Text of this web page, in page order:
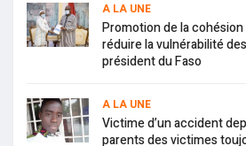
A LA UNE
Promotion de la
réduire la vulnérabilité
président du Faso
A LA UNE
Victime d’un accident
parents des victimes